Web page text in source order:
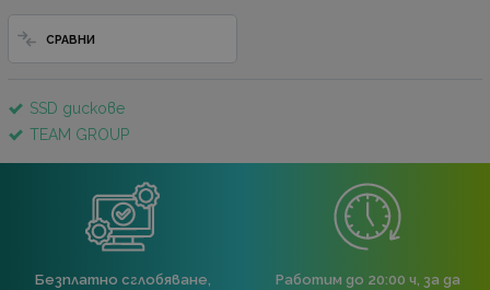
СРАВНИ
SSD дискове
TEAM GROUP
Безплатно сглобяване,
Работим до 20:00 ч, за да